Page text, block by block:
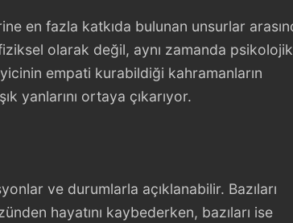
en fazla katkıda bulunan unsurlar
olarak değil, aynı zamanda psikolojik
empati kurabildiği kahramanların
yanlarını ortaya çıkarıyor.
ve durumlarla açıklanabilir. Bazıları
hayatını kaybederken, bazıları ise